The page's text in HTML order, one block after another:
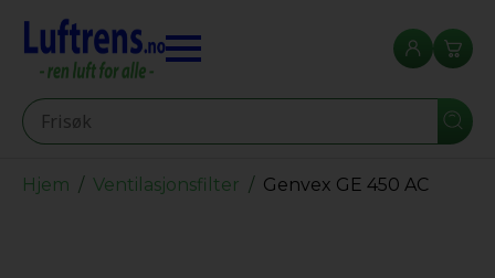
Seearch
Hjem Ventilasjonsfilter Genvex GE 450 AC